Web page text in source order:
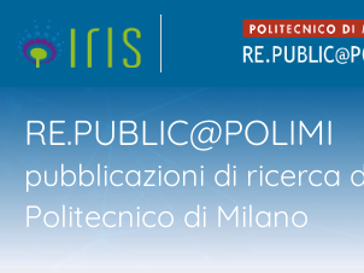
RE.PUBLIC@POLIMI
pubblicazioni di ricerca
Politecnico di Milano